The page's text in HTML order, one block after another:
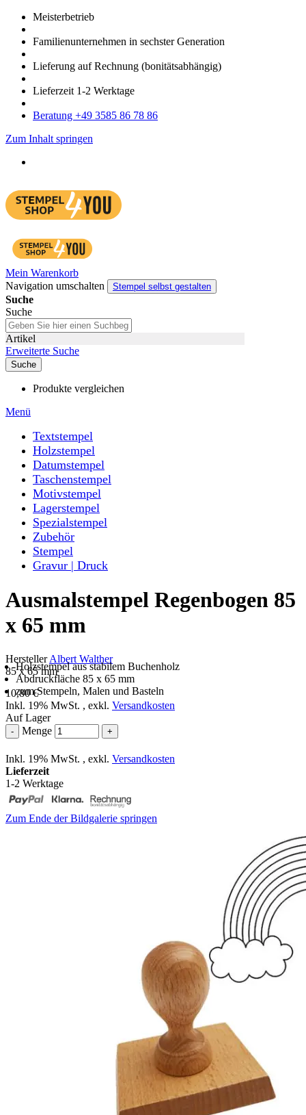
Meister­betrieb
Familien­unter­nehmen in sechster Gene­ration
Lieferung auf Rech­nung (bonitätsabhängig)
Liefer­zeit 1-2 Werk­tage
Bera­tung +49 3585 86 78 86
Zum Inhalt springen
Mein Warenkorb
Navigation umschalten
Stempel selbst gestalten
Suche
Suche
Artikel
Erweiterte Suche
Suche
Produkte vergleichen
Menü
Textstempel
Holzstempel
Datumstempel
Taschenstempel
Motivstempel
Lagerstempel
Spezialstempel
Zubehör
Stempel
Gravur | Druck
Ausmalstempel Regenbogen 85
x 65 mm
HerstellerAlbert Walther
85 x 65 mm
Holzstempel aus stabilem Buchenholz
Abdruckfläche 85 x 65 mm
zum Stempeln, Malen und Basteln
10,80 €
Inkl. 19% MwSt. , exkl. Versandkosten
Auf Lager
- Menge +
Inkl. 19% MwSt. , exkl. Versandkosten
Lieferzeit
1-2 Werktage
Zum Ende der Bildgalerie springen